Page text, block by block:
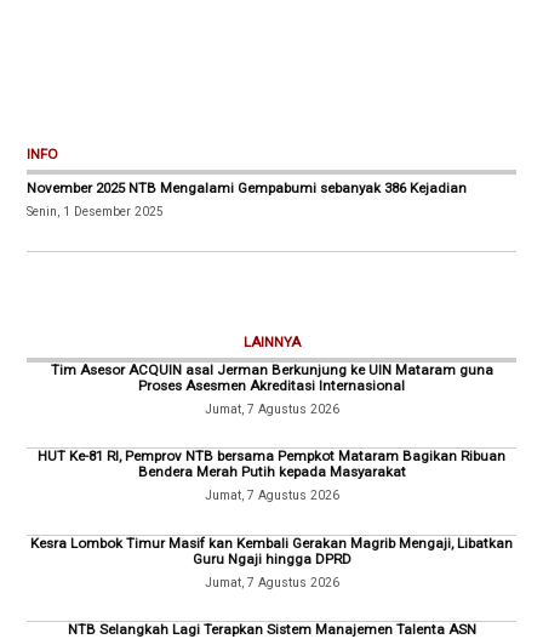
INFO
November 2025 NTB Mengalami Gempabumi sebanyak 386 Kejadian
Senin, 1 Desember 2025
LAINNYA
Tim Asesor ACQUIN asal Jerman Berkunjung ke UIN Mataram guna
Proses Asesmen Akreditasi Internasional
Jumat, 7 Agustus 2026
HUT Ke-81 RI, Pemprov NTB bersama Pempkot Mataram Bagikan Ribuan
Bendera Merah Putih kepada Masyarakat
Jumat, 7 Agustus 2026
Kesra Lombok Timur Masif kan Kembali Gerakan Magrib Mengaji, Libatkan
Guru Ngaji hingga DPRD
Jumat, 7 Agustus 2026
NTB Selangkah Lagi Terapkan Sistem Manajemen Talenta ASN